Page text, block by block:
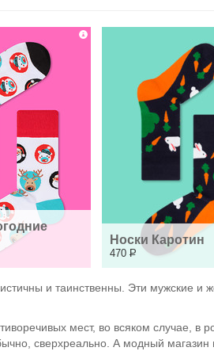
Носки Каротин
470 Р
и таинственны. Эти мужские и
мест, во всяком случае, в
сверхреально. А модный